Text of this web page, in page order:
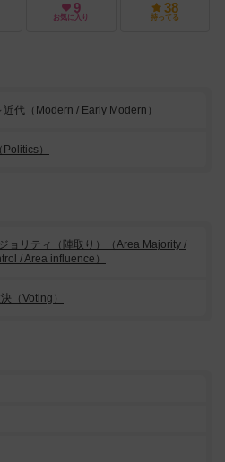
9
お気に入り
38
持ってる
近代（Modern / Early Modern）
）
ョリティ（陣取り）（Area Majority /
/ Area influence）
（Voting）